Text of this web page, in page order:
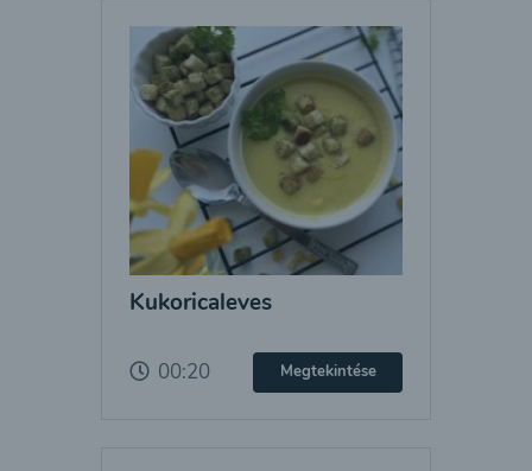
Kukoricaleves
00:20 Megtekintése